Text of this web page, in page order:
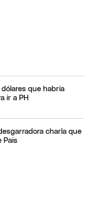
dólares que habría
ir a PH
charla que
Pais